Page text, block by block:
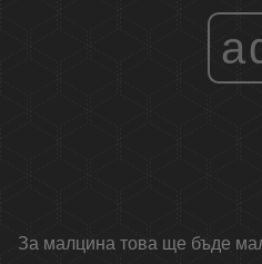
За малцина това ще бъде